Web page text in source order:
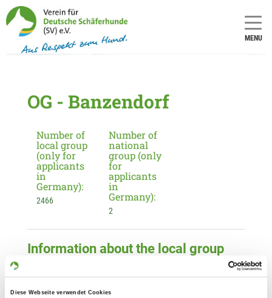
Diese Webseite verwendet Cookies
MENU
OG - Banzendorf
Number of
local group
(only for
applicants
in
Germany):
2466
Number of
national
group (only
for
applicants
in
Germany):
2
Information about the local group